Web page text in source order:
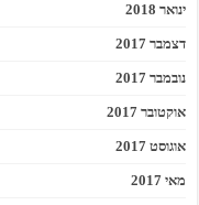
ינואר 2018
דצמבר 2017
נובמבר 2017
אוקטובר 2017
אוגוסט 2017
מאי 2017